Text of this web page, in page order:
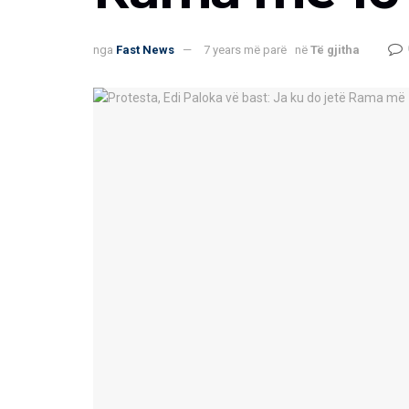
nga Fast News 7 years më parë në Të gjitha